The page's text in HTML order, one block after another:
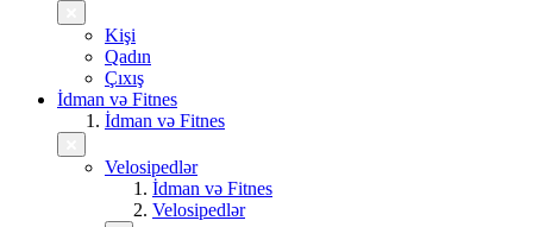
Kişi
Qadın
Çıxış
İdman və Fitnes
İdman və Fitnes
Velosipedlər
İdman və Fitnes
Velosipedlər